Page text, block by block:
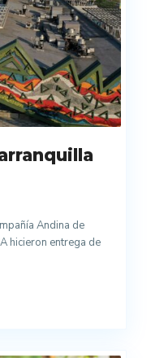
Andina de
hicieron entrega de